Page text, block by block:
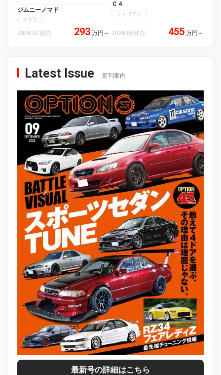
ジムニーノマド
スズキ
2026.07発売 293 万円 ～
Ｃ４
シトロエン
2026.06発売 455 万円 ～
Latest Issue 新刊案内
最新号の詳細はこちら